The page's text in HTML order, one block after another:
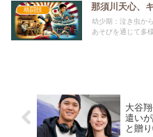
格闘技 那須川天心、
幼少期：泣き虫か
あそびを通じて多
大谷
遣い
と贈